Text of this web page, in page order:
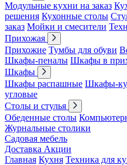
Модульные кухни на заказ
решения Кухонные столы
заказ Мойки и смесители
Прихожая
Прихожие Тумбы для обуви
Шкафы-пеналы Шкафы в
Шкафы
Шкафы распашные Шкафы-
угловые
Столы и стулья
Обеденные столы
Журнальные столики
Садовая мебель
Доставка Акции
Главная Кухня Техника для